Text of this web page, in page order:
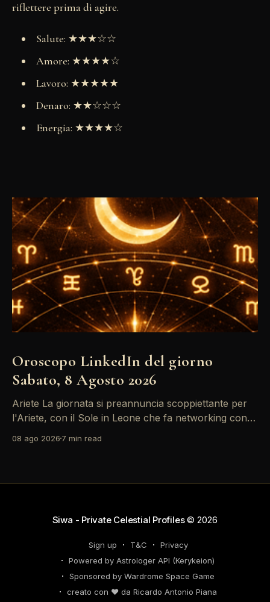
riflettere prima di agire.
Salute: ★★★☆☆
Amore: ★★★★☆
Lavoro: ★★★★★
Denaro: ★★☆☆☆
Energia: ★★★★☆
Oroscopo LinkedIn del giorno
Sabato, 8 Agosto 2026
Ariete La giornata si preannuncia scoppiettante per
l'Ariete, con il Sole in Leone che fa networking con la
d'oro per postare un aggiornamento che incapsuli la
08 ago 2026 7 min read
Siwa - Private Celestial Profiles© 2026
Sign up T&C
Privacy
Powered by Astrologer API (Kerykeion)
Sponsored by Wardrome Space Game
creato con ❤️ da Ricardo Antonio Piana